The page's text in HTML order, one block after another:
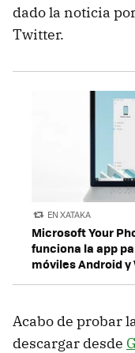
dado la noticia
Twitter.
EN XATAKA
Microsoft Your
funciona la app
móviles Android y
Acabo de probar
descargar desde